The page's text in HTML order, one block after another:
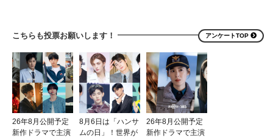
こちらも投票お願いします！ アンケートTOP
26年8月公開予定
新作ドラマで主演
8月6日は「ハンサ
ムの日」！世界が
26年8月公開予定
新作ドラマで主演